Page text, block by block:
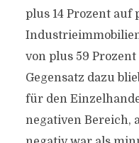
plus 14 Prozent auf
von plus 59
Gegensatz dazu
für den
negativen Bereich,